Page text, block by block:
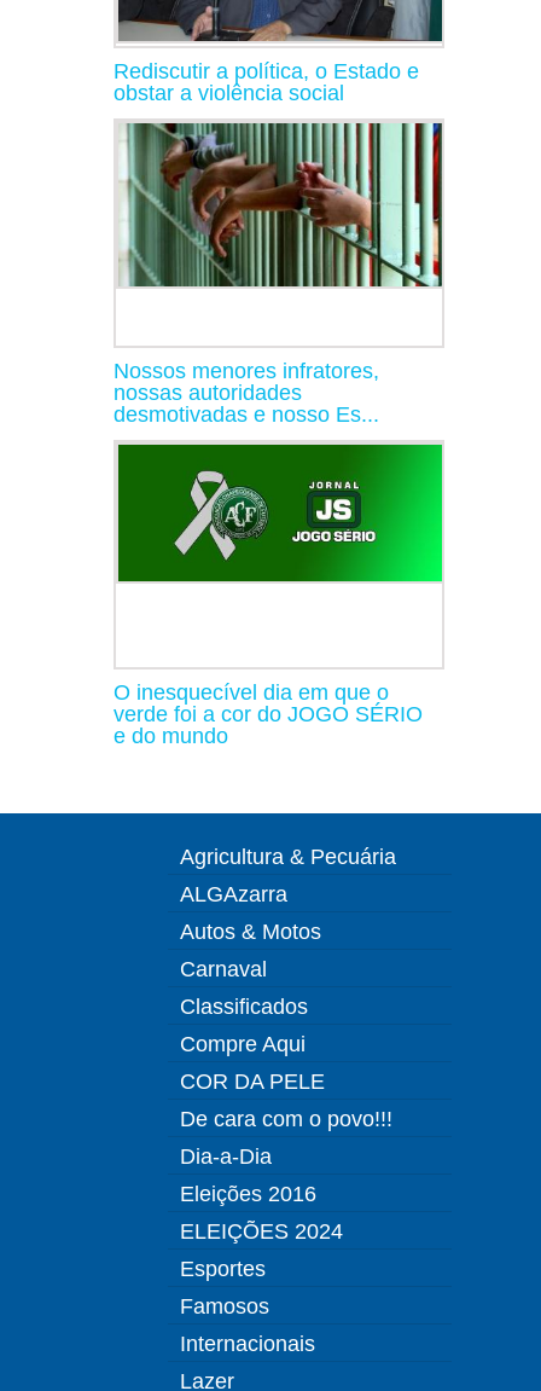
Rediscutir a política, o Estado e
obstar a violência social
Nossos menores infratores,
nossas autoridades
desmotivadas e nosso Es...
O inesquecível dia em que o
verde foi a cor do JOGO SÉRIO
e do mundo
Agricultura & Pecuária
ALGAzarra
Autos & Motos
Carnaval
Classificados
Compre Aqui
COR DA PELE
De cara com o povo!!!
Dia-a-Dia
Eleições 2016
ELEIÇÕES 2024
Esportes
Famosos
Internacionais
Lazer